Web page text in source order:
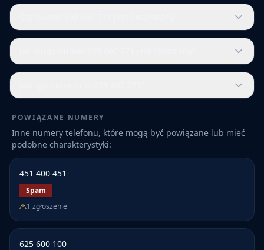
POWIĄZANE NUMERY
Inne numery telefonu, które mogą być powiązane lub mieć
podobne charakterystyki:
451 400 451
Spam
1 zgłoszenie
625 600 100